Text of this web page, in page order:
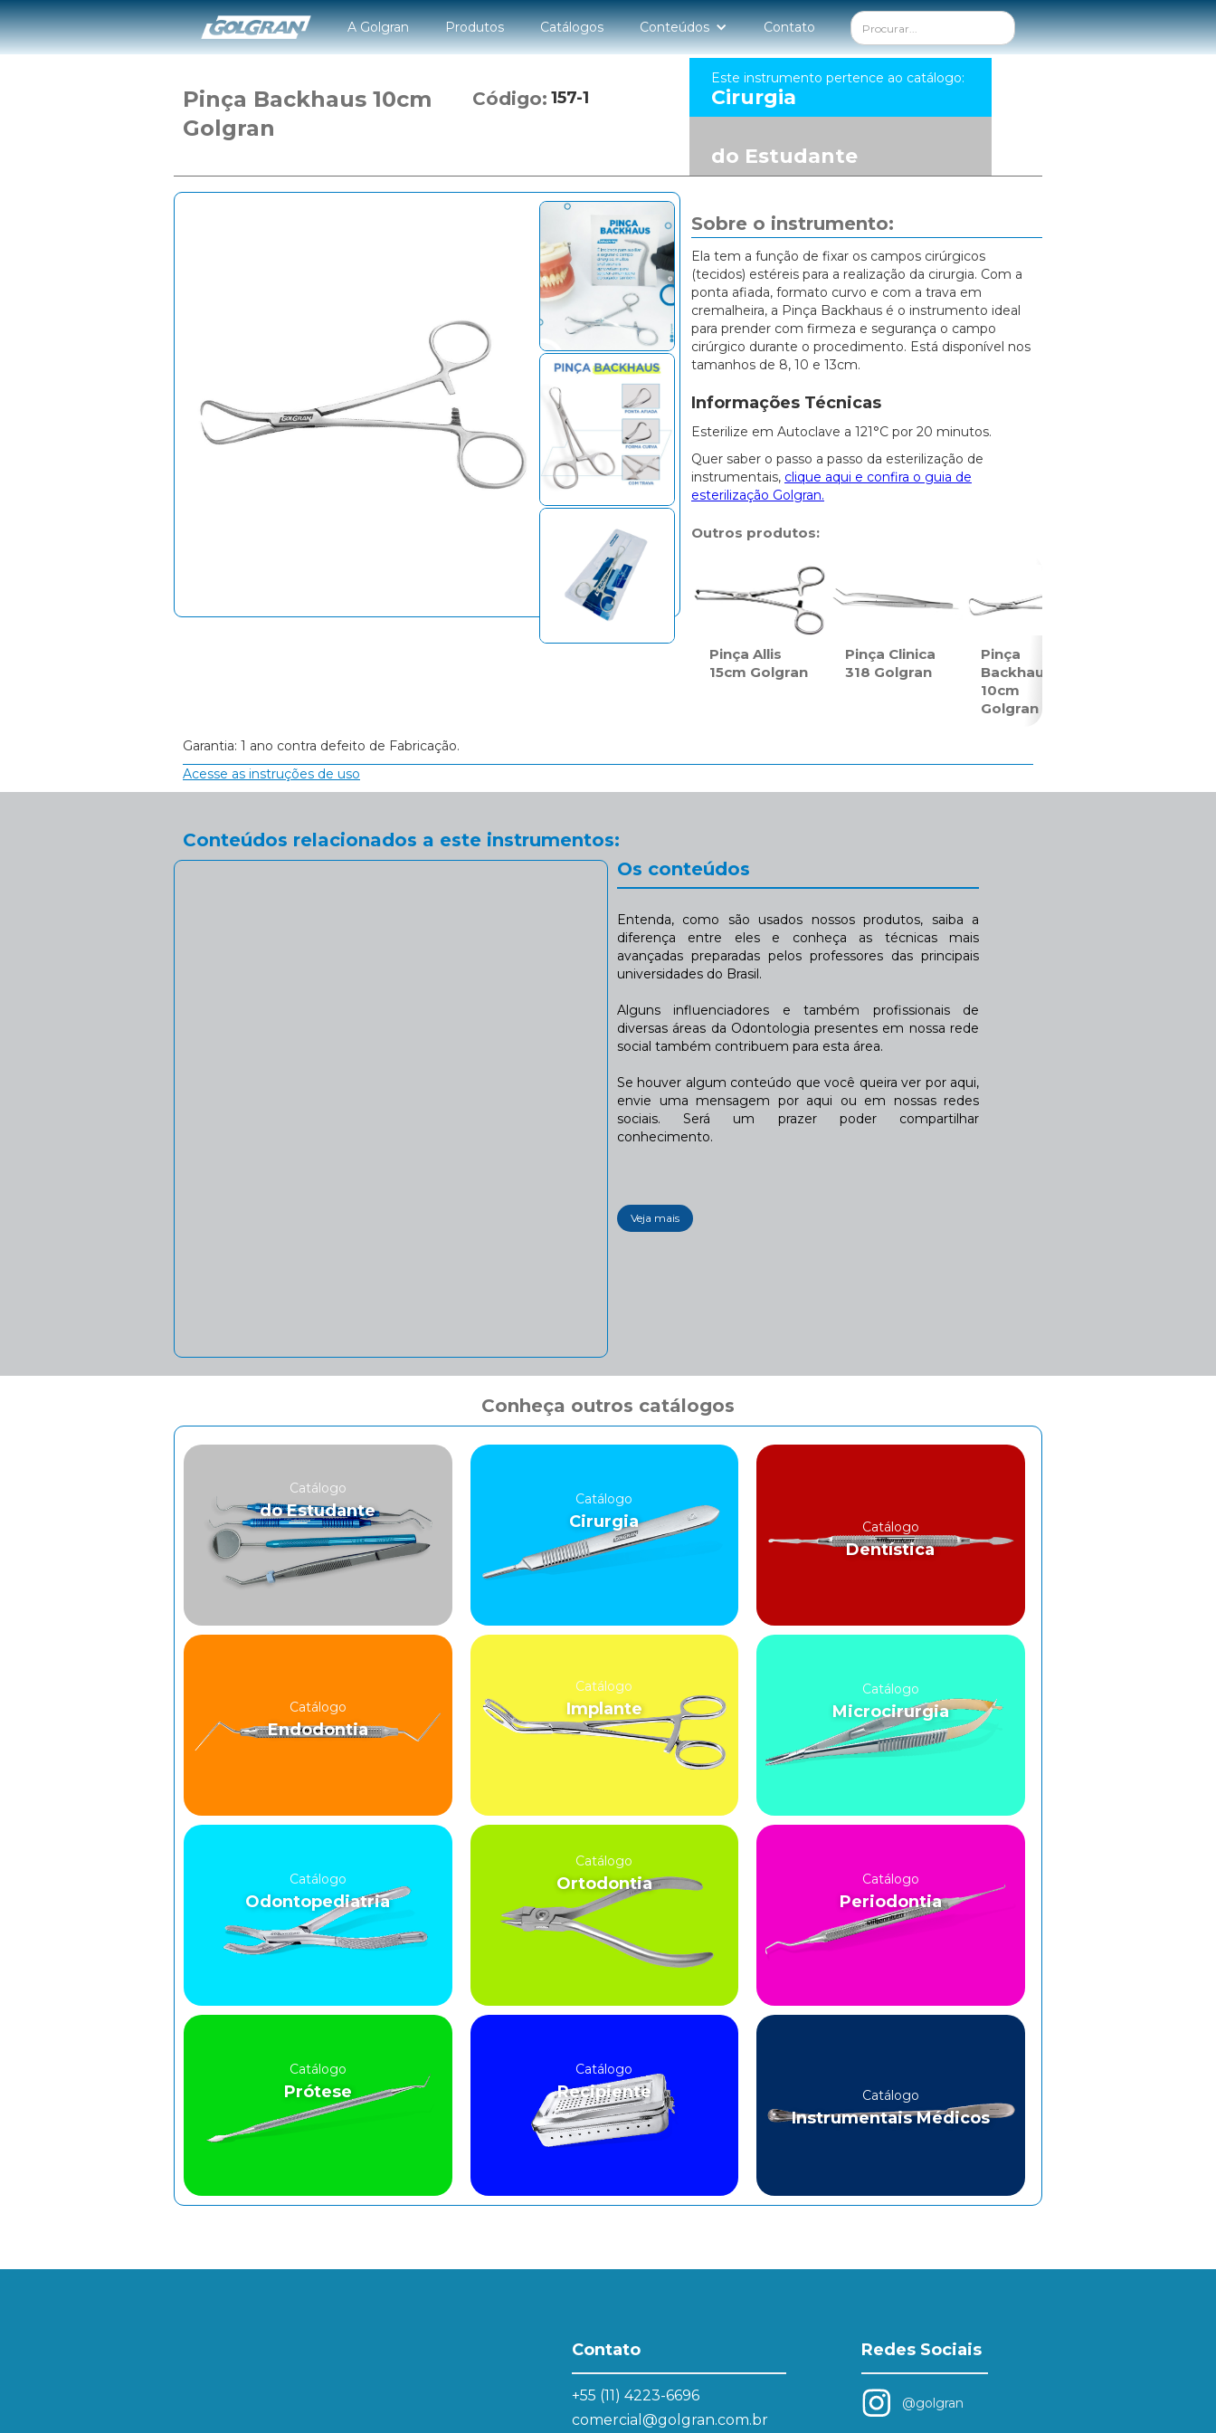
A Golgran Produtos Catálogos Conteúdos Contato
Pinça Backhaus 10cm
Golgran
Código: 157-1
Este instrumento pertence ao catálogo:
Cirurgia
do Estudante
Sobre o instrumento:
Ela tem a função de fixar os campos cirúrgicos
(tecidos) estéreis para a realização da cirurgia. Com a
ponta afiada, formato curvo e com a trava em
cremalheira, a Pinça Backhaus é o instrumento ideal
para prender com firmeza e segurança o campo
cirúrgico durante o procedimento. Está disponível nos
tamanhos de 8, 10 e 13cm.
Informações Técnicas
Esterilize em Autoclave a 121°C por 20 minutos.
Quer saber o passo a passo da esterilização de
instrumentais, clique aqui e confira o guia de
esterilização Golgran.
Outros produtos:
Pinça Allis
15cm Golgran
Pinça Clinica
318 Golgran
Pinça
Backhaus
10cm
Golgran
Garantia: 1 ano contra defeito de Fabricação.
Acesse as instruções de uso
Conteúdos relacionados a este instrumentos:
Os conteúdos
Entenda, como são usados nossos produtos, saiba a
diferença entre eles e conheça as técnicas mais
avançadas preparadas pelos professores das principais
universidades do Brasil.
Alguns influenciadores e também profissionais de
diversas áreas da Odontologia presentes em nossa rede
social também contribuem para esta área.
Se houver algum conteúdo que você queira ver por aqui,
envie uma mensagem por aqui ou em nossas redes
sociais. Será um prazer poder compartilhar
conhecimento.
Veja mais
Conheça outros catálogos
Catálogo
do Estudante
Catálogo
Cirurgia Catálogo
Dentística
Catálogo
Endodontia
Catálogo
Implante
Catálogo
Microcirurgia
Catálogo
Odontopediatria
Catálogo
Ortodontia Catálogo
Periodontia
Catálogo
Prótese
Catálogo
Recipiente Catálogo
Instrumentais Médicos
Contato
+55 (11) 4223-6696
comercial@golgran.com.br
Redes Sociais
@golgran